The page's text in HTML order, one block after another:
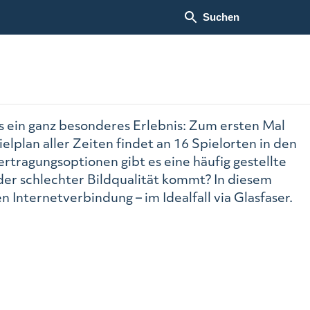
Suchen
ganz besonderes Erlebnis: Zum ersten Mal
aller Zeiten findet an 16 Spielorten in den
gibt es eine häufig gestellte
schlechter Bildqualität kommt? In diesem
– im Idealfall via Glasfaser.